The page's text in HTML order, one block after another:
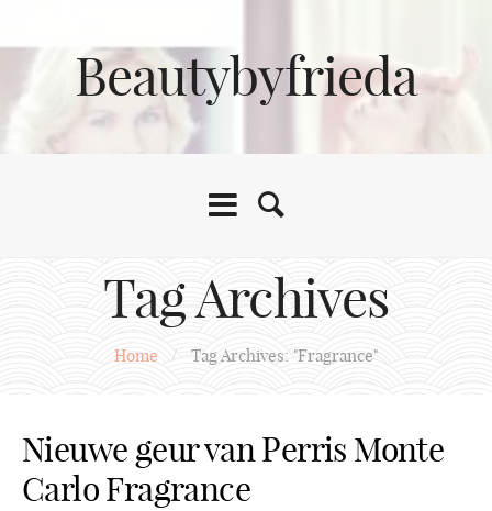
Beautybyfrieda
Tag Archives
Home / Tag Archives: "Fragrance"
Nieuwe geur van Perris Monte
Carlo Fragrance